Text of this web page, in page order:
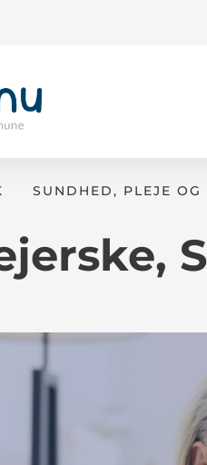
SUNDHED, PLEJE OG